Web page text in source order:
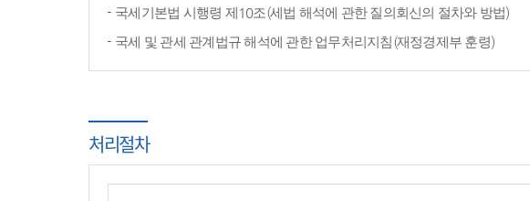
국세기본법 시행령 제10조(세법 해석에 관한 질의회신의 절차와 방법)
국세 및 관세 관계법규 해석에 관한 업무처리지침(재정경제부 훈령)
처리절차